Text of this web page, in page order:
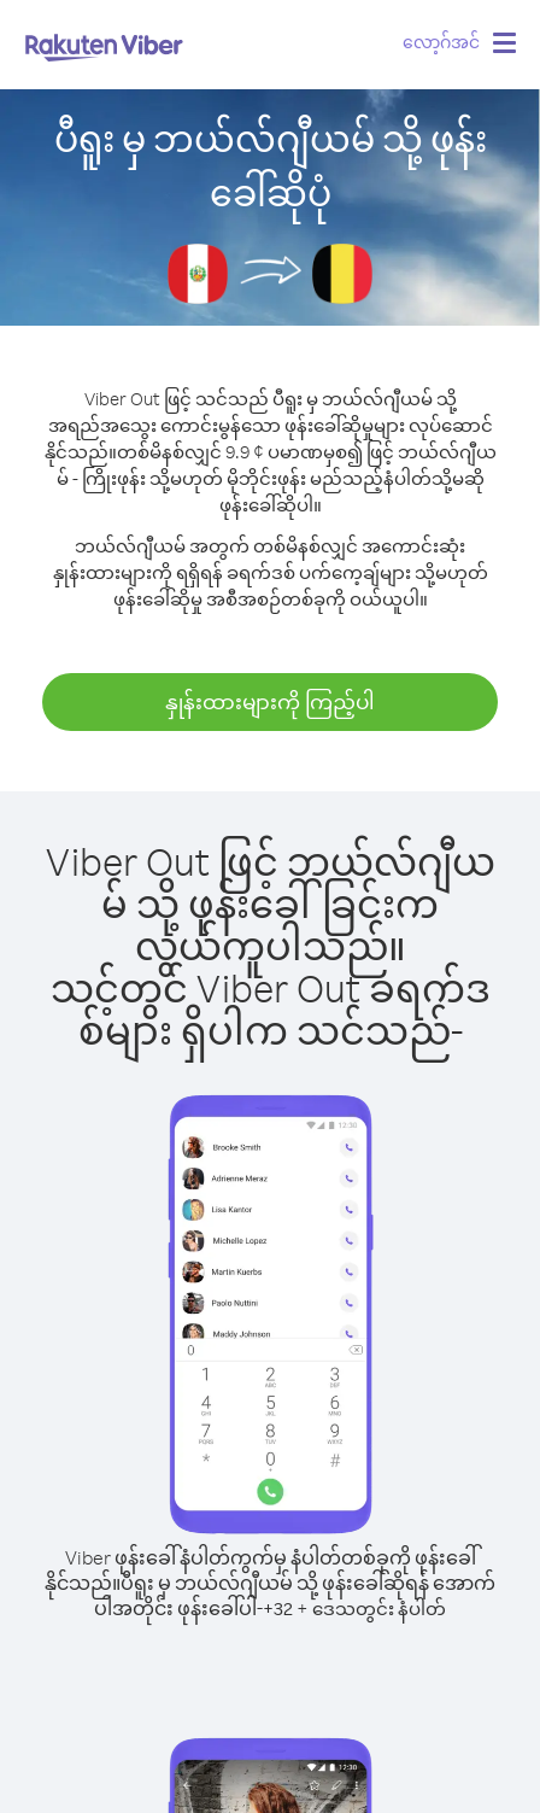
လော့ဂ်အင်
ပီရူး မှ ဘယ်လ်ဂျီယမ် သို့ ဖုန်း
ခေါ်ဆိုပုံ
Viber Out ဖြင့် သင်သည် ပီရူး မှ ဘယ်လ်ဂျီယမ် သို့
အရည်အသွေး ကောင်းမွန်သော ဖုန်းခေါ်ဆိုမှုများ လုပ်ဆောင်
နိုင်သည်။တစ်မိနစ်လျှင် 9.9 ¢ ပမာဏမှစ၍ ဖြင့် ဘယ်လ်ဂျီယ
မ် - ကြိုးဖုန်း သို့မဟုတ် မိုဘိုင်းဖုန်း မည်သည့်နံပါတ်သို့မဆို
ဖုန်းခေါ်ဆိုပါ။
ဘယ်လ်ဂျီယမ် အတွက် တစ်မိနစ်လျှင် အကောင်းဆုံး
နှုန်းထားများကို ရရှိရန် ခရက်ဒစ် ပက်ကေ့ချ်များ သို့မဟုတ်
ဖုန်းခေါ်ဆိုမှု အစီအစဉ်တစ်ခုကို ဝယ်ယူပါ။
နှုန်းထားများကို ကြည့်ပါ
Viber Out ဖြင့် ဘယ်လ်ဂျီယ
မ် သို့ ဖုန်းခေါ်ခြင်းက
လွယ်ကူပါသည်။
သင့်တွင် Viber Out ခရက်ဒ
စ်များ ရှိပါက သင်သည်-
Viber ဖုန်းခေါ်နံပါတ်ကွက်မှ နံပါတ်တစ်ခုကို ဖုန်းခေါ်
နိုင်သည်။ပီရူး မှ ဘယ်လ်ဂျီယမ် သို့ ဖုန်းခေါ်ဆိုရန် အောက်
ပါအတိုင်း ဖုန်းခေါ်ပါ-+32 + ဒေသတွင်း နံပါတ်